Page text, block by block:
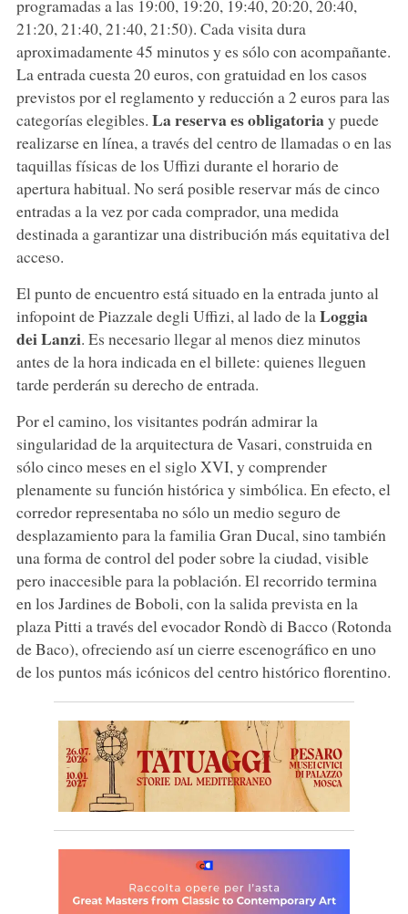
programadas a las 19:00, 19:20, 19:40, 20:20, 20:40,
21:20, 21:40, 21:40, 21:50). Cada visita dura
aproximadamente 45 minutos y es sólo con acompañante.
La entrada cuesta 20 euros, con gratuidad en los casos
previstos por el reglamento y reducción a 2 euros para las
categorías elegibles. La reserva es obligatoriay puede
realizarse en línea, a través del centro de llamadas o en las
taquillas físicas de los Uffizi durante el horario de
apertura habitual. No será posible reservar más de cinco
entradas a la vez por cada comprador, una medida
destinada a garantizar una distribución más equitativa del
acceso.
El punto de encuentro está situado en la entrada junto al
infopoint de Piazzale degli Uffizi, al lado de la Loggia
dei Lanzi. Es necesario llegar al menos diez minutos
antes de la hora indicada en el billete: quienes lleguen
tarde perderán su derecho de entrada.
Por el camino, los visitantes podrán admirar la
singularidad de la arquitectura de Vasari, construida en
sólo cinco meses en el siglo XVI, y comprender
plenamente su función histórica y simbólica. En efecto, el
corredor representaba no sólo un medio seguro de
desplazamiento para la familia Gran Ducal, sino también
una forma de control del poder sobre la ciudad, visible
pero inaccesible para la población. El recorrido termina
en los Jardines de Boboli, con la salida prevista en la
plaza Pitti a través del evocador Rondò di Bacco (Rotonda
de Baco), ofreciendo así un cierre escenográfico en uno
de los puntos más icónicos del centro histórico florentino.